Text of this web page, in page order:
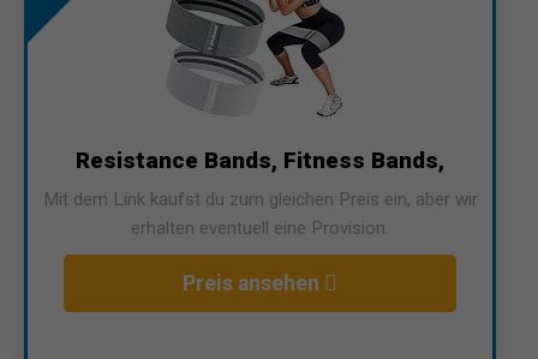
Resistance Bands, Fitness Bands,
Mit dem Link kaufst du zum gleichen Preis ein, aber wir
erhalten eventuell eine Provision.
Preis ansehen